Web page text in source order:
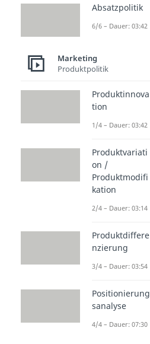
Absatzpolitik
6/6 – Dauer: 03:42
Marketing
Produktpolitik
Produktinnova
tion
1/4 – Dauer: 03:42
Produktvariati
on /
Produktmodifi
kation
2/4 – Dauer: 03:14
Produktdiffere
nzierung
3/4 – Dauer: 03:54
Positionierung
sanalyse
4/4 – Dauer: 07:30